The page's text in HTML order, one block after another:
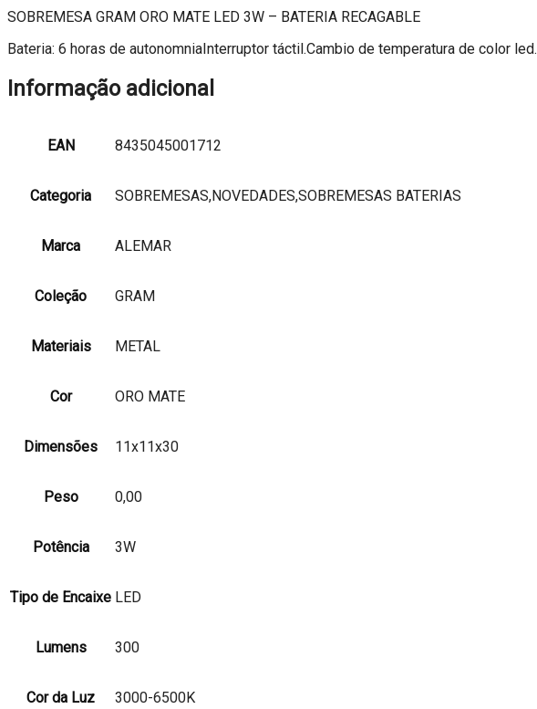
RECAGABLE
SOBREMESA GRAM ORO MATE LED 3W – BATERIA RECAGABLE
Bateria: 6 horas de autonomniaInterruptor táctil.Cambio de temperatura de color led.
Informação adicional
EAN 8435045001712
Categoria SOBREMESAS,NOVEDADES,SOBREMESAS BATERIAS
Marca ALEMAR
Coleção GRAM
Materiais METAL
Cor ORO MATE
Dimensões 11x11x30
Peso 0,00
Potência 3W
Tipo de Encaixe LED
Lumens 300
Cor da Luz 3000-6500K